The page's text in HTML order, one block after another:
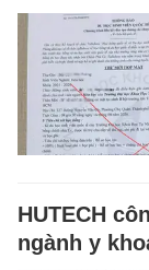
HUTECH
ngành y